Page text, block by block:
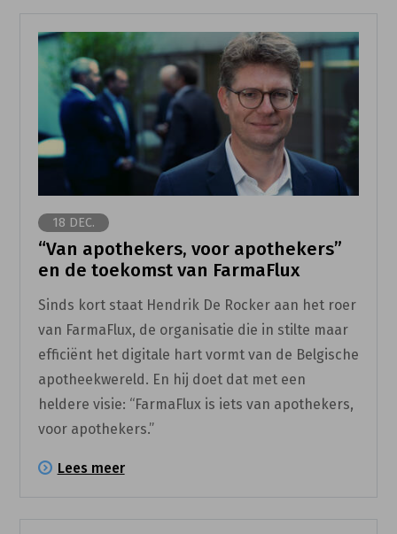
18 DEC.
“Van apothekers, voor apothekers”
en de toekomst van FarmaFlux
Sinds kort staat Hendrik De Rocker aan het roer
van FarmaFlux, de organisatie die in stilte maar
efficiënt het digitale hart vormt van de Belgische
apotheekwereld. En hij doet dat met een
heldere visie: “FarmaFlux is iets van apothekers,
voor apothekers.”
Lees meer